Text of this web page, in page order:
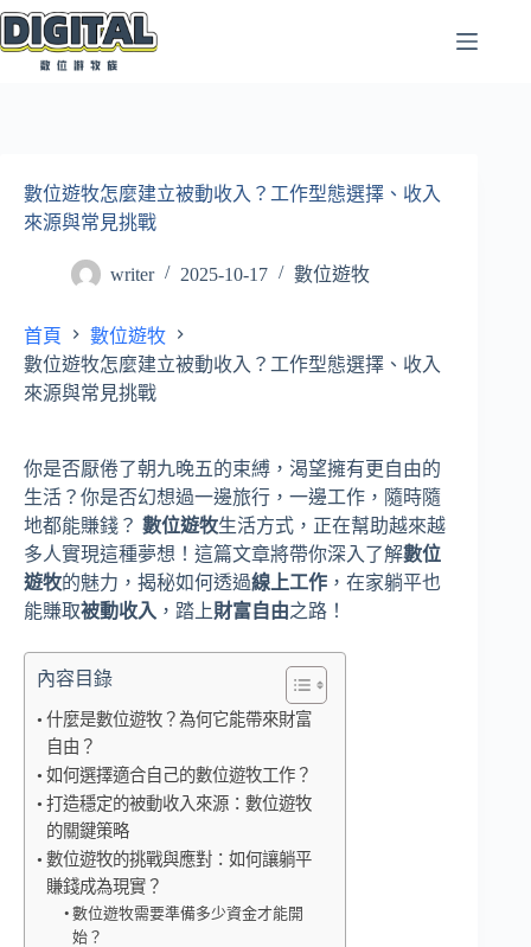
跳
至
數位遊牧怎麼建立被動收入？工作型態選擇、收入
來源與常見挑戰
writer 2025-10-17 數位遊牧
首頁
數位遊牧
數位遊牧怎麼建立被動收入？工作型態選擇、收入
來源與常見挑戰
你是否厭倦了朝九晚五的束縛，渴望擁有更自由的
生活？你是否幻想過一邊旅行，一邊工作，隨時隨
地都能賺錢？ 數位遊牧生活方式，正在幫助越來越
多人實現這種夢想！這篇文章將帶你深入了解數位
遊牧的魅力，揭秘如何透過線上工作 ，在家躺平也
能賺取被動收入 ，踏上財富自由之路！
內容目錄
什麼是數位遊牧？為何它能帶來財富
自由？
如何選擇適合自己的數位遊牧工作？
打造穩定的被動收入來源：數位遊牧
的關鍵策略
數位遊牧的挑戰與應對：如何讓躺平
賺錢成為現實？
數位遊牧需要準備多少資金才能開
始？